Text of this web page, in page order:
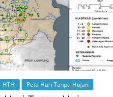
HTH Peta Hari Tanpa Hujan